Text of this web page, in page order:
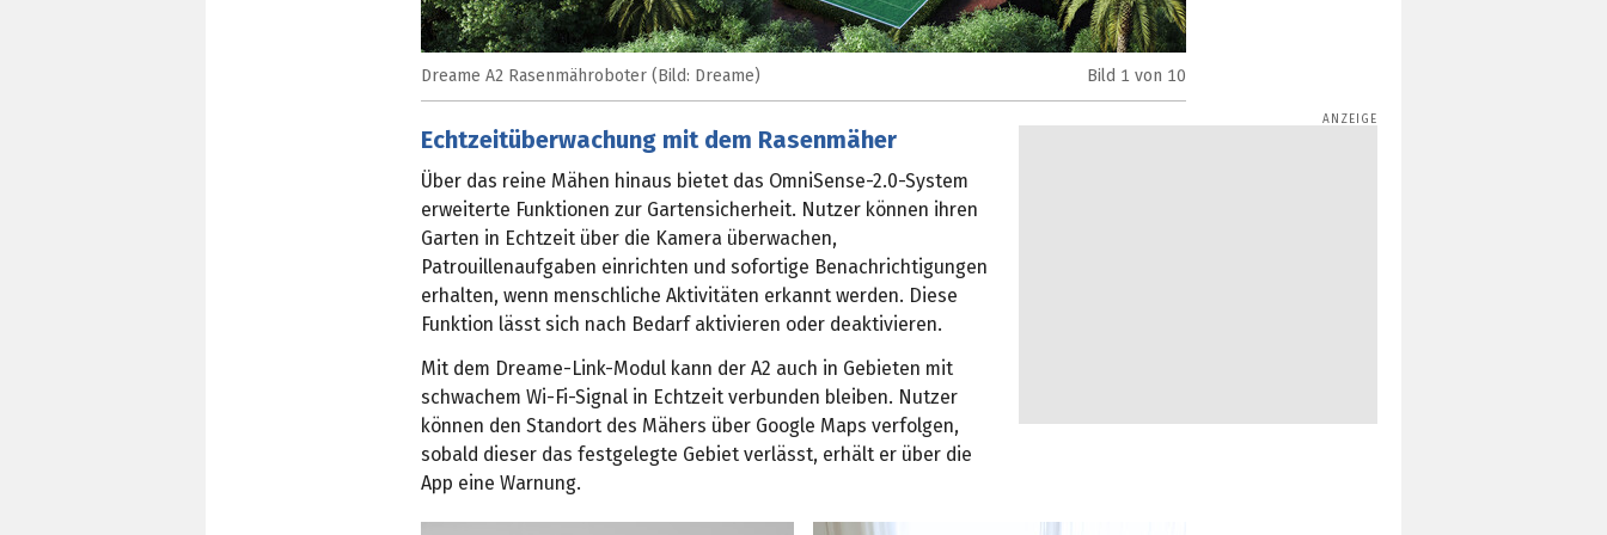
Dreame A2 Rasenmähroboter (Bild: Dreame) Bild 1 von 10
Echtzeitüberwachung mit dem Rasenmäher
Über das reine Mähen hinaus bietet das OmniSense-2.0-System
erweiterte Funktionen zur Gartensicherheit. Nutzer können ihren
Garten in Echtzeit über die Kamera überwachen,
Patrouillenaufgaben einrichten und sofortige Benachrichtigungen
erhalten, wenn menschliche Aktivitäten erkannt werden. Diese
Funktion lässt sich nach Bedarf aktivieren oder deaktivieren.
Mit dem Dreame-Link-Modul kann der A2 auch in Gebieten mit
schwachem Wi-Fi-Signal in Echtzeit verbunden bleiben. Nutzer
können den Standort des Mähers über Google Maps verfolgen,
sobald dieser das festgelegte Gebiet verlässt, erhält er über die
App eine Warnung.